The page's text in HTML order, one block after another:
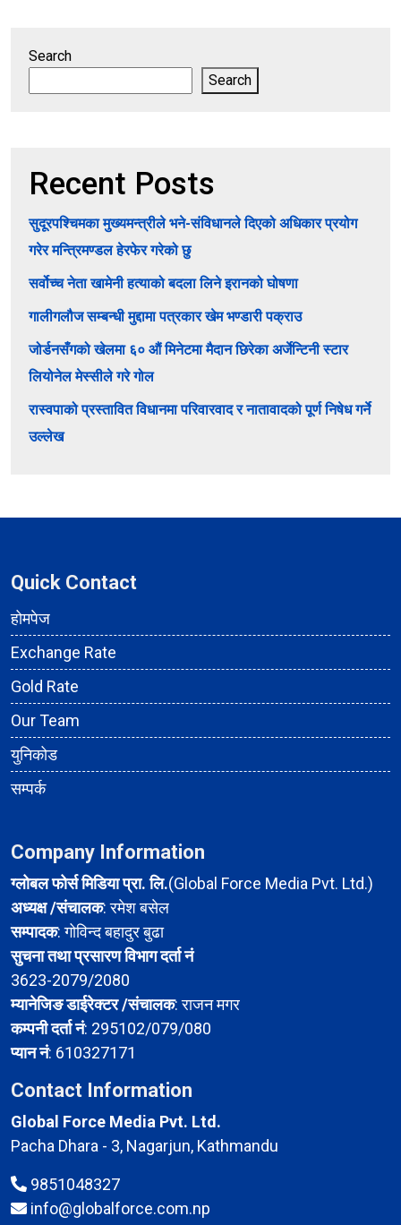
Search
Search
Recent Posts
सुदूरपश्चिमका मुख्यमन्त्रीले भने-संविधानले दिएको अधिकार प्रयोग
गरेर मन्त्रिमण्डल हेरफेर गरेको छु
सर्वोच्च नेता खामेनी हत्याको बदला लिने इरानको घोषणा
गालीगलौज सम्बन्धी मुद्दामा पत्रकार खेम भण्डारी पक्राउ
जोर्डनसँगको खेलमा ६० औं मिनेटमा मैदान छिरेका अर्जेन्टिनी स्टार
लियोनेल मेस्सीले गरे गोल
रास्वपाको प्रस्तावित विधानमा परिवारवाद र नातावादको पूर्ण निषेध गर्ने
उल्लेख
Quick Contact
होमपेज
Exchange Rate
Gold Rate
Our Team
युनिकोड
सम्पर्क
Company Information
ग्लोबल फोर्स मिडिया प्रा. लि.(Global Force Media Pvt. Ltd.)
अध्यक्ष /संचालक: रमेश बसेल
सम्पादक: गोविन्द बहादुर बुढा
सुचना तथा प्रसारण विभाग दर्ता नं
3623-2079/2080
म्यानेजिङ डाईरेक्टर /संचालक: राजन मगर
कम्पनी दर्ता नं: 295102/079/080
प्यान नं: 610327171
Contact Information
Global Force Media Pvt. Ltd.
Pacha Dhara - 3, Nagarjun, Kathmandu
9851048327
info@globalforce.com.np